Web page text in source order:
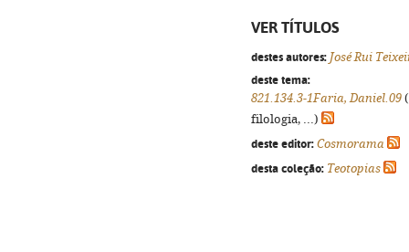
VER TÍTULOS
destes autores: José Rui
deste tema:
821.134.3-1Faria, Daniel.09
filologia, ...)
deste editor: Cosmorama
desta coleção: Teotopias